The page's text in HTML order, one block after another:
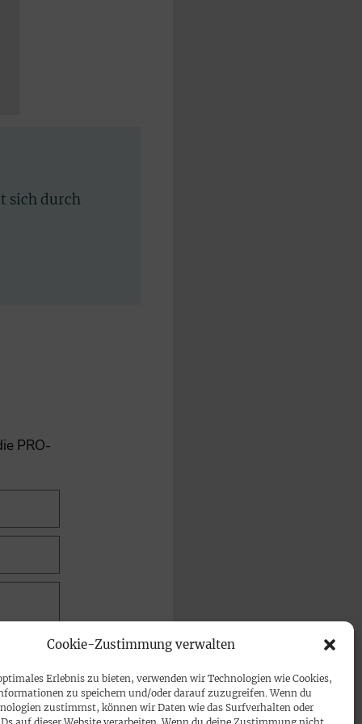
Cookie-Zustimmung verwalten
Erlebnis zu bieten, verwenden wir Technologien wie Cookies,
zu speichern und/oder darauf zuzugreifen. Wenn du
zustimmst, können wir Daten wie das Surfverhalten oder
sich durch
PRO-